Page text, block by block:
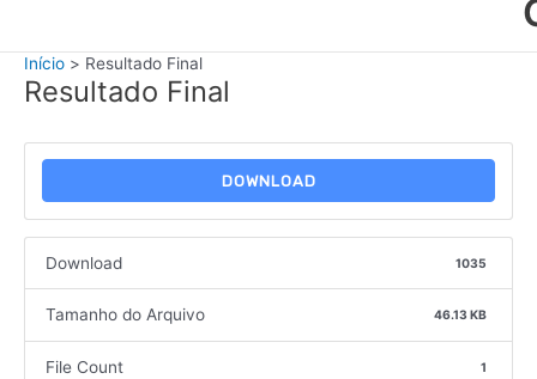
Início Resultado Final
Resultado Final
DOWNLOAD
Download 1035
Tamanho do Arquivo 46.13 KB
File Count 1